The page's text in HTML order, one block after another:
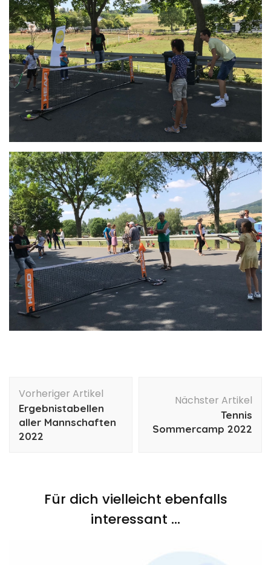
Vorheriger Artikel
Ergebnistabellen
aller Mannschaften
2022
Nächster Artikel
Tennis
Sommercamp 2022
Für dich vielleicht ebenfalls
interessant …